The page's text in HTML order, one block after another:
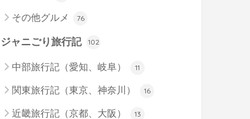
その他グルメ 76
ジャニごり旅行記 102
中部旅行記（愛知、岐阜） 11
関東旅行記（東京、神奈川） 16
近畿旅行記（京都、大阪） 13